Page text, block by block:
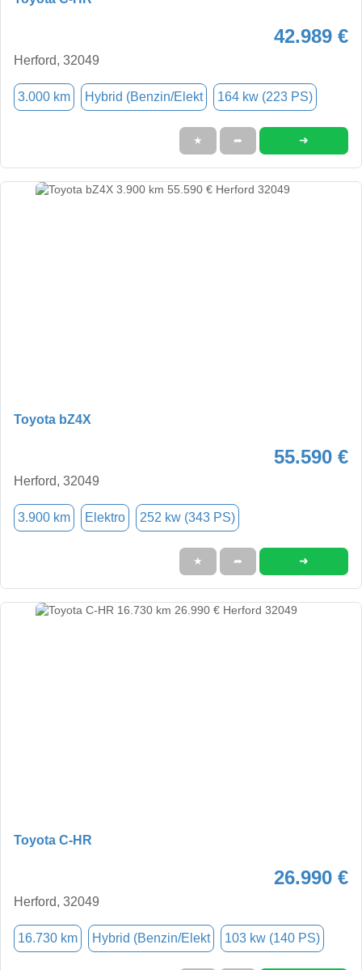
42.989 €
Herford, 32049
3.000 km Hybrid (Benzin/Elekt 164 kw (223 PS)
★ ➦ ➜
Toyota bZ4X
55.590 €
Herford, 32049
3.900 km Elektro 252 kw (343 PS)
★ ➦ ➜
Toyota C-HR
26.990 €
Herford, 32049
16.730 km Hybrid (Benzin/Elekt 103 kw (140 PS)